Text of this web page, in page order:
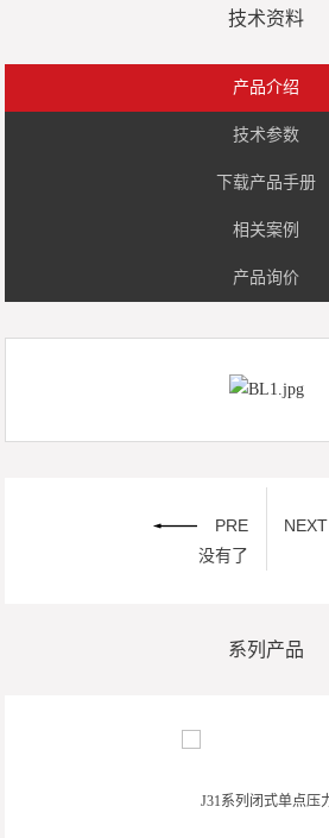
技术资料
产品介绍
技术参数
下载产品手册
相关案例
产品询价
PRE
没有了
NEXT
系列产品